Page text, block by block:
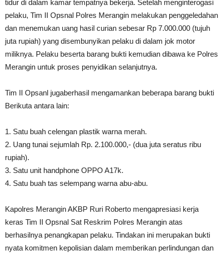
tidur di dalam kamar tempatnya bekerja. Setelah menginterogasi
pelaku, Tim II Opsnal Polres Merangin melakukan penggeledahan
dan menemukan uang hasil curian sebesar Rp 7.000.000 (tujuh
juta rupiah) yang disembunyikan pelaku di dalam jok motor
miliknya. Pelaku beserta barang bukti kemudian dibawa ke Polres
Merangin untuk proses penyidikan selanjutnya.
Tim II Opsanl jugaberhasil mengamankan beberapa barang bukti
Berikuta antara lain:
1. Satu buah celengan plastik warna merah.
2. Uang tunai sejumlah Rp. 2.100.000,- (dua juta seratus ribu
rupiah).
3. Satu unit handphone OPPO A17k.
4. Satu buah tas selempang warna abu-abu.
Kapolres Merangin AKBP Ruri Roberto mengapresiasi kerja
keras Tim II Opsnal Sat Reskrim Polres Merangin atas
berhasilnya penangkapan pelaku. Tindakan ini merupakan bukti
nyata komitmen kepolisian dalam memberikan perlindungan dan